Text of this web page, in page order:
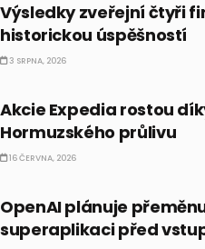
Výsledky zveřejní čtyři
historickou úspěšností
3 SRPNA, 2026
Akcie Expedia rostou
Hormuzského průlivu
16 ČERVNA, 2026
OpenAI plánuje
superaplikaci před